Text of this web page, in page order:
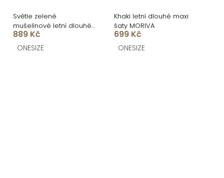
Světle zelené
mušelínové letní dlouhé
maxi šaty ALESIA
889 Kč
ONESIZE
Khaki letní dlouhé maxi
šaty MORIVA
699 Kč
ONESIZE